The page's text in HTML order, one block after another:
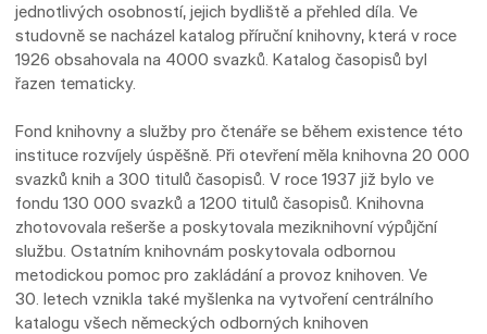
jednotlivých osobností, jejich bydliště a přehled díla. Ve
studovně se nacházel katalog příruční knihovny, která v roce
1926 obsahovala na 4000 svazků. Katalog časopisů byl
řazen tematicky.
Fond knihovny a služby pro čtenáře se během existence této
instituce rozvíjely úspěšně. Při otevření měla knihovna 20 000
svazků knih a 300 titulů časopisů. V roce 1937 již bylo ve
fondu 130 000 svazků a 1200 titulů časopisů. Knihovna
zhotovovala rešerše a poskytovala meziknihovní výpůjční
službu. Ostatním knihovnám poskytovala odbornou
metodickou pomoc pro zakládání a provoz knihoven. Ve
30. letech vznikla také myšlenka na vytvoření centrálního
katalogu všech německých odborných knihoven